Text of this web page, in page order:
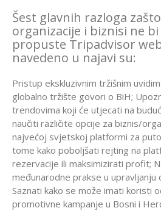
Šest glavnih razloga
organizacije i biznisi ne
propuste Tripadvisor
navedeno u najavi su:
Pristup ekskluzivnim tržišnim
globalno tržište govori o BiH;
trendovima koji će utjecati na
naučiti različite opcije za biznis/
najvećoj svjetskoj platformi za
tome kako poboljšati rejting na
rezervacije ili maksimizirati profit;
međunarodne prakse u upravljanju
Saznati kako se može imati koristi
promotivne kampanje u Bosni i